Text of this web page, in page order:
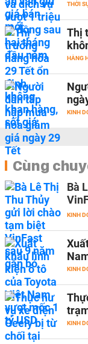
THỜI
Thị
HÀNG
KINH
Cùng
Bà
KINH
KINH
KINH